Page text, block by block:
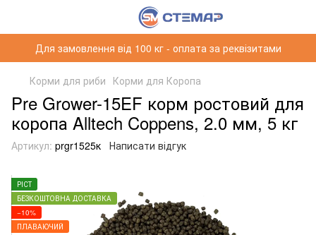
Для замовлення від 100 кг - оплата за реквізитами
Корми для риби Корми для Коропа
Pre Grower-15EF корм ростовий для
коропа Alltech Coppens, 2.0 мм, 5 кг
Артикул: prgr1525к Написати відгук
РІСТ
БЕЗКОШТОВНА ДОСТАВКА
−10%
ПЛАВАЮЧИЙ